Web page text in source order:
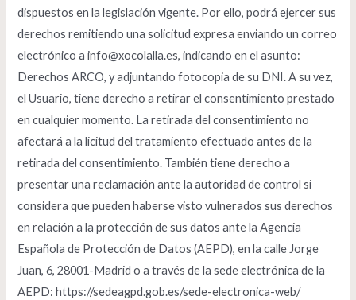
dispuestos en la legislación vigente. Por ello, podrá ejercer sus
derechos remitiendo una solicitud expresa enviando un correo
electrónico a info@xocolalla.es, indicando en el asunto:
Derechos ARCO, y adjuntando fotocopia de su DNI. A su vez,
el Usuario, tiene derecho a retirar el consentimiento prestado
en cualquier momento. La retirada del consentimiento no
afectará a la licitud del tratamiento efectuado antes de la
retirada del consentimiento. También tiene derecho a
presentar una reclamación ante la autoridad de control si
considera que pueden haberse visto vulnerados sus derechos
en relación a la protección de sus datos ante la Agencia
Española de Protección de Datos (AEPD), en la calle Jorge
Juan, 6, 28001-Madrid o a través de la sede electrónica de la
AEPD:https://sedeagpd.gob.es/sede-electronica-web/